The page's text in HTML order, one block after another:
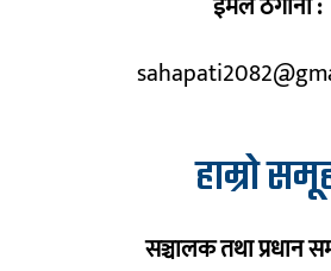
हाम्रो
सञ्चालक तथा प्रधान